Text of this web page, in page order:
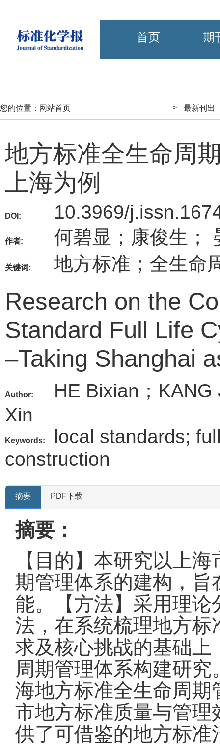
首页 期
您的位置： 网站首页 > 最新刊出
地方标准全生命周
上海为例
DOI: 10.3969/
作者: 何碧显；康俊生；
关键词: 地方标准；全生命
Research on the
Standard Full Life
–Taking Shanghai
Author:
HE Bixian；
Xin
Keywords:
local standards;
construction
摘要 PDF下载
摘要：
【目的】本研究以上
期管理体系的建构，
能。【方法】采用理
法，在系统梳理地方
求及核心挑战的基础
周期管理体系构建研
海地方标准全生命周
市地方标准质量与管
供了可借鉴的地方标准